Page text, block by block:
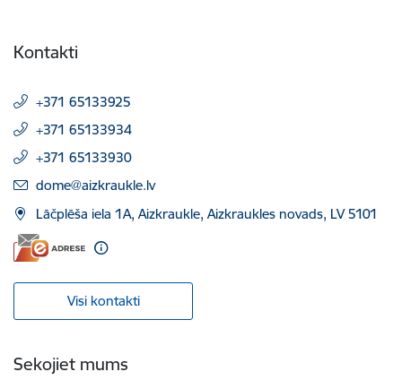
Kontakti
+371 65133925
+371 65133934
+371 65133930
E-pasts:
dome@aizkraukle.lv
Lāčplēša iela 1A, Aizkraukle, Aizkraukles novads, LV 5101
Visi kontakti
Sekojiet mums